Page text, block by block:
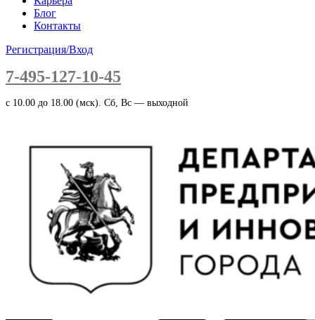
Блог
Контакты
Регистрация/Вход
7-495-127-10-45
c 10.00 до 18.00 (мск). Сб, Вс — выходной